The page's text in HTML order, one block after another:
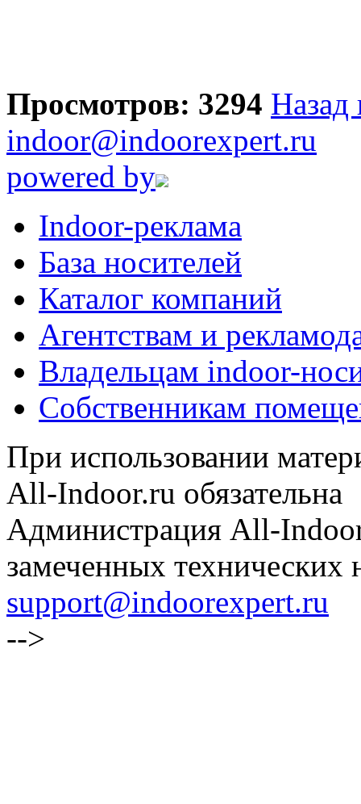
Просмотров: 3294 Назад
indoor@indoorexpert.ru
powered by
Indoor-реклама
База носителей
Каталог компаний
Агентствам и
Владельцам indoor-
Собственникам
При использовании
All-Indoor.ru обязательна
Администрация All-
замеченных технических
support@indoorexpert.ru
-->